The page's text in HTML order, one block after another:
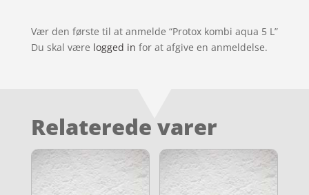
Vær den første til at anmelde “Protox kombi aqua 5 L”
Du skal være logged in for at afgive en anmeldelse.
Relaterede varer